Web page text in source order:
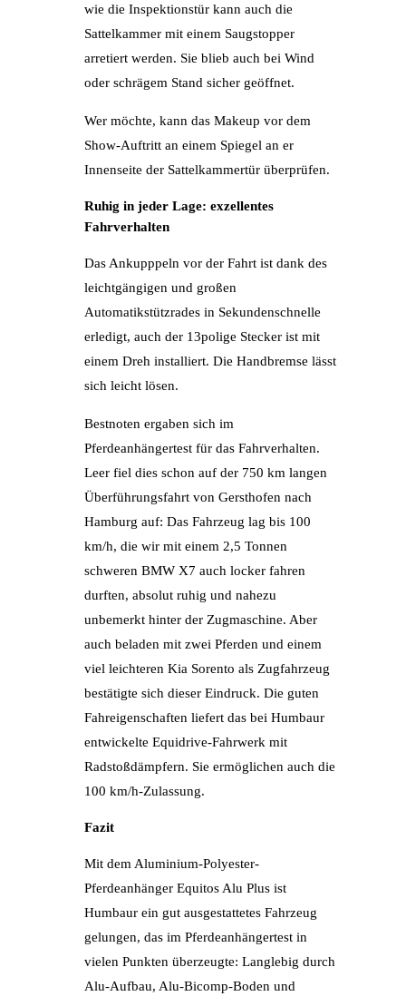
wie die Inspektionstür kann auch die
Sattelkammer mit einem Saugstopper
arretiert werden. Sie blieb auch bei Wind
oder schrägem Stand sicher geöffnet.
Wer möchte, kann das Makeup vor dem
Show-Auftritt an einem Spiegel an er
Innenseite der Sattelkammertür überprüfen.
Ruhig in jeder Lage: exzellentes
Fahrverhalten
Das Ankupppeln vor der Fahrt ist dank des
leichtgängigen und großen
Automatikstützrades in Sekundenschnelle
erledigt, auch der 13polige Stecker ist mit
einem Dreh installiert. Die Handbremse lässt
sich leicht lösen.
Bestnoten ergaben sich im
Pferdeanhängertest für das Fahrverhalten.
Leer fiel dies schon auf der 750 km langen
Überführungsfahrt von Gersthofen nach
Hamburg auf: Das Fahrzeug lag bis 100
km/h, die wir mit einem 2,5 Tonnen
schweren BMW X7 auch locker fahren
durften, absolut ruhig und nahezu
unbemerkt hinter der Zugmaschine. Aber
auch beladen mit zwei Pferden und einem
viel leichteren Kia Sorento als Zugfahrzeug
bestätigte sich dieser Eindruck. Die guten
Fahreigenschaften liefert das bei Humbaur
entwickelte Equidrive-Fahrwerk mit
Radstoßdämpfern. Sie ermöglichen auch die
100 km/h-Zulassung.
Fazit
Mit dem Aluminium-Polyester-
Pferdeanhänger Equitos Alu Plus ist
Humbaur ein gut ausgestattetes Fahrzeug
gelungen, das im Pferdeanhängertest in
vielen Punkten überzeugte: Langlebig durch
Alu-Aufbau, Alu-Bicomp-Boden und